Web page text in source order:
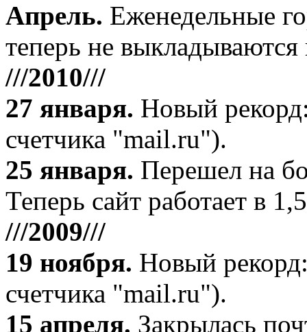
Апрель. Еженедельные
теперь не выкладываются
///2010///
27 января. Новый
счетчика "mail.ru").
25 января. Перешел на
Теперь сайт работает в
///2009///
19 ноября. Новый
счетчика "mail.ru").
15 апреля. Закрылась